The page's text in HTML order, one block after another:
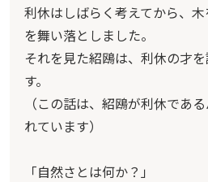
利休はしばらく考えてから、
を舞い落としました。
それを見た紹鴎は、利休の才
す。
（この話は、紹鴎が利休であ
れています）
「自然さとは何か？」